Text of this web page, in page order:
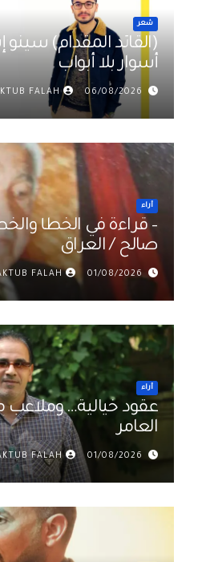
شعر
(القائد
أسوار بلا أبواب
06/08/2026
FALAH
أراء
– قراءة في الخطأ
صالح / العراق
01/08/2026
FALAH
أراء
العامر
01/08/2026
FALAH